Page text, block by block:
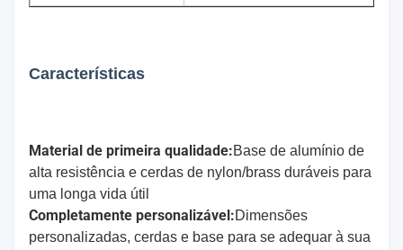
Características
Material de primeira qualidade:Base de alumínio de
alta resistência e cerdas de nylon/brass duráveis para
uma longa vida útil
Completamente personalizável:Dimensões
personalizadas, cerdas e base para se adequar à sua